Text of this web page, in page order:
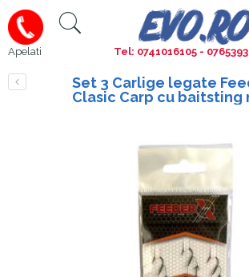
Apelati Tel: 0741016105 -
Set 3 Carlige legate
Clasic Carp cu baitsting